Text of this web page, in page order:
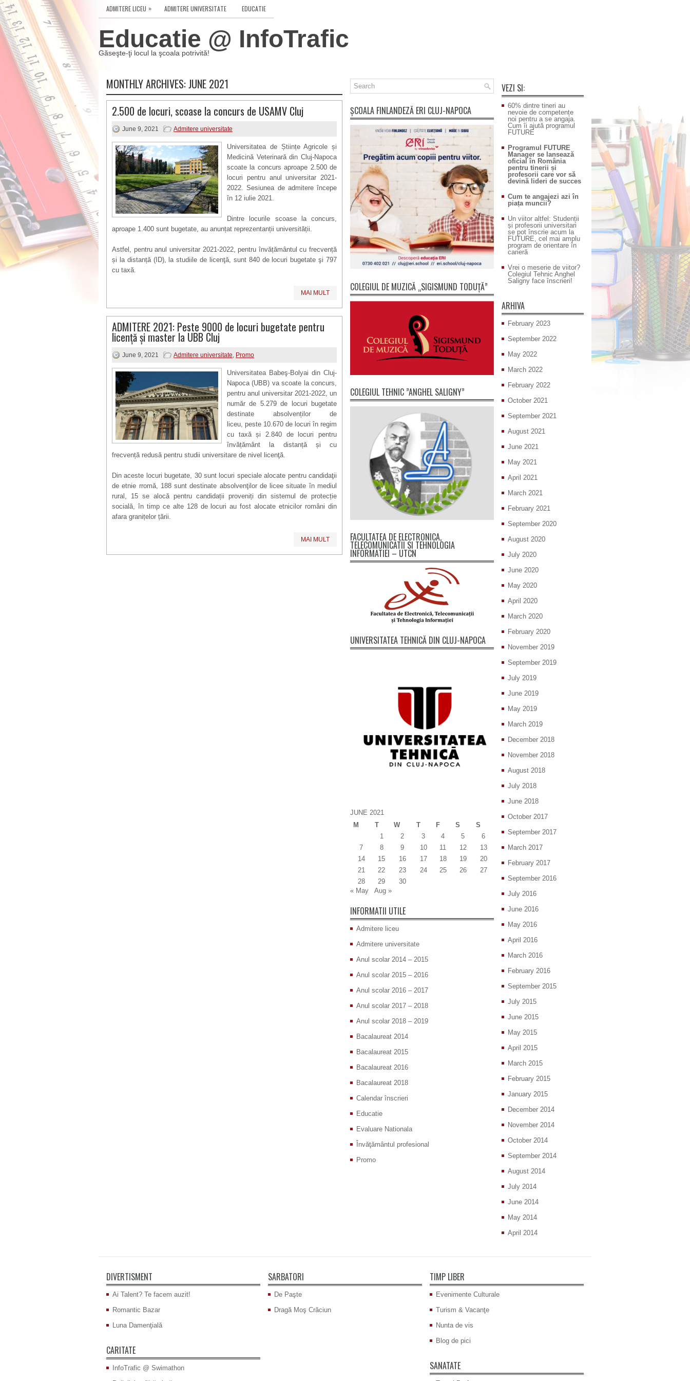
ADMITERE LICEU » ADMITERE UNIVERSITATE EDUCATIE
Educatie @ InfoTrafic
Găseşte-ţi locul la şcoala potrivită!
MONTHLY ARCHIVES:JUNE 2021
2.500 de locuri, scoase la concurs de USAMV Cluj
June 9, 2021 Admitere universitate
Universitatea de Științe Agricole și
Medicină Veterinară din Cluj-Napoca
scoate la concurs aproape 2.500 de
locuri pentru anul universitar 2021-
2022. Sesiunea de admitere începe
în 12 iulie 2021.
Dintre locurile scoase la concurs,
aproape 1.400 sunt bugetate, au anunțat reprezentanții universității.
Astfel, pentru anul universitar 2021-2022, pentru învățământul cu frecvență
și la distanță (ID), la studiile de licenţă, sunt 840 de locuri bugetate şi 797
cu taxă.
MAI MULT
ADMITERE 2021: Peste 9000 de locuri bugetate pentru
licență și master la UBB Cluj
June 9, 2021 Admitere universitate, Promo
Universitatea Babeş-Bolyai din Cluj-
Napoca (UBB) va scoate la concurs,
pentru anul universitar 2021-2022, un
număr de 5.279 de locuri bugetate
destinate absolvenților de
liceu, peste 10.670 de locuri în regim
cu taxă și 2.840 de locuri pentru
învățământ la distanță și cu
frecvență redusă pentru studii universitare de nivel licenţă.
Din aceste locuri bugetate, 30 sunt locuri speciale alocate pentru candidaţii
de etnie rromă, 188 sunt destinate absolvenţilor de licee situate în mediul
rural, 15 se alocă pentru candidații proveniți din sistemul de protecție
socială, în timp ce alte 128 de locuri au fost alocate etnicilor români din
afara granițelor țării.
MAI MULT
ȘCOALA FINLANDEZĂ ERI CLUJ-NAPOCA
COLEGIUL DE MUZICĂ „SIGISMUND TODUȚĂ”
COLEGIUL TEHNIC ”ANGHEL SALIGNY”
FACULTATEA DE ELECTRONICA,
TELECOMUNICATII SI TEHNOLOGIA
INFORMATIEI – UTCN
UNIVERSITATEA TEHNICĂ DIN CLUJ-NAPOCA
JUNE 2021
M
T W T F S
S
1
2 3 4 5
6
7
8 9 10 11 12
13
14
15 16 17 18 19
20
21
22 23 24 25 26
27
28
29
30
« May
Aug »
INFORMATII UTILE
Admitere liceu
Admitere universitate
Anul scolar 2014 – 2015
Anul scolar 2015 – 2016
Anul scolar 2016 – 2017
Anul scolar 2017 – 2018
Anul scolar 2018 – 2019
Bacalaureat 2014
Bacalaureat 2015
Bacalaureat 2016
Bacalaureat 2018
Calendar înscrieri
Educatie
Evaluare Nationala
Învăţământul profesional
Promo
VEZI SI:
60% dintre tineri au
nevoie de competențe
noi pentru a se angaja.
Cum îi ajută programul
FUTURE
Programul FUTURE
Manager se lansează
oficial în România
pentru tinerii și
profesorii care vor să
devină lideri de succes
Cum te angajezi azi în
piața muncii?
Un viitor altfel: Studenții
și profesorii universitari
se pot înscrie acum la
FUTURE, cel mai amplu
program de orientare în
carieră
Vrei o meserie de viitor?
Colegiul Tehnic Anghel
Saligny face înscrieri!
ARHIVA
February 2023
September 2022
May 2022
March 2022
February 2022
October 2021
September 2021
August 2021
June 2021
May 2021
April 2021
March 2021
February 2021
September 2020
August 2020
July 2020
June 2020
May 2020
April 2020
March 2020
February 2020
November 2019
September 2019
July 2019
June 2019
May 2019
March 2019
December 2018
November 2018
August 2018
July 2018
June 2018
October 2017
September 2017
March 2017
February 2017
September 2016
July 2016
June 2016
May 2016
April 2016
March 2016
February 2016
September 2015
July 2015
June 2015
May 2015
April 2015
March 2015
February 2015
January 2015
December 2014
November 2014
October 2014
September 2014
August 2014
July 2014
June 2014
May 2014
April 2014
DIVERTISMENT
Ai Talent? Te facem auzit!
Romantic Bazar
Luna Damenţială
CARITATE
InfoTrafic @ Swimathon
SARBATORI
De Paşte
Dragă Moş Crăciun
TIMP LIBER
Evenimente Culturale
Turism & Vacanţe
Nunta de vis
Blog de pici
SANATATE